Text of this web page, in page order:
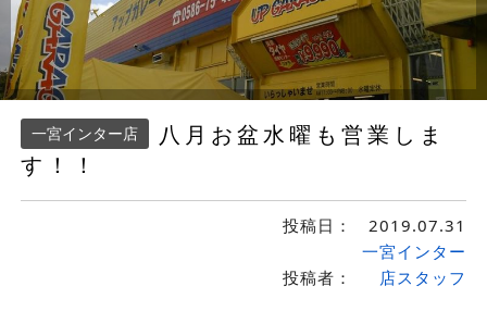
一宮インター店
八月お盆水曜も営業しま
す！！
投稿日： 2019.07.31
投稿者：
一宮インター
店スタッフ